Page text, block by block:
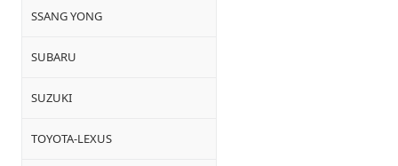
SSANG YONG
SUBARU
SUZUKI
TOYOTA-LEXUS